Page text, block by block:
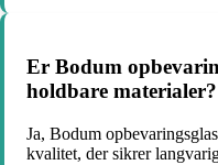
Er Bodum
holdbare materialer?
Ja, Bodum
kvalitet, der sikrer